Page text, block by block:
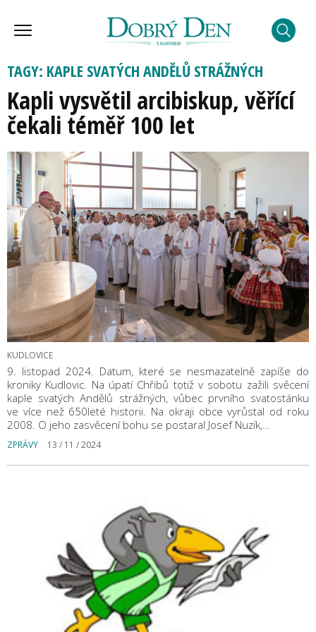
TAGY: KAPLE SVATÝCH ANDĚLŮ STRÁŽNÝCH
Kapli vysvětil arcibiskup, věřící
čekali téměř 100 let
KUDLOVICE
9. listopad 2024. Datum, které se nesmazatelně zapíše do
kroniky Kudlovic. Na úpatí Chřibů totiž v sobotu zažili svěcení
kaple svatých Andělů strážných, vůbec prvního svatostánku
ve více než 650leté historii. Na okraji obce vyrůstal od roku
2008. O jeho zasvěcení bohu se postaral Josef Nuzík,…
ZPRÁVY 13 / 11 / 2024